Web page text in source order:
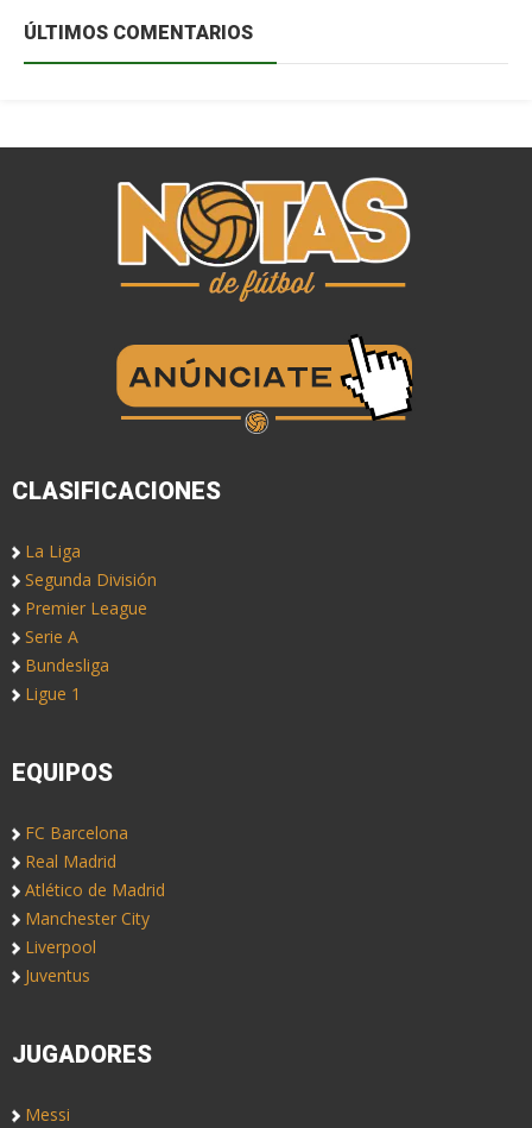
ÚLTIMOS COMENTARIOS
CLASIFICACIONES
La Liga
Segunda División
Premier League
Serie A
Bundesliga
Ligue 1
EQUIPOS
FC Barcelona
Real Madrid
Atlético de Madrid
Manchester City
Liverpool
Juventus
JUGADORES
Messi